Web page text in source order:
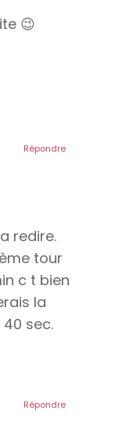
😉
redire.
tour
c t bien
la
sec.
Répondre
Répondre